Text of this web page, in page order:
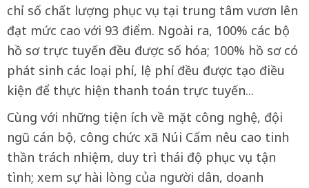
chỉ số chất lượng phục vụ tại trung tâm vươn lên
đạt mức cao với 93 điểm. Ngoài ra, 100% các bộ
hồ sơ trực tuyến đều được số hóa; 100% hồ sơ có
phát sinh các loại phí, lệ phí đều được tạo điều
kiện để thực hiện thanh toán trực tuyến...
Cùng với những tiện ích về mặt công nghệ, đội
ngũ cán bộ, công chức xã Núi Cấm nêu cao tinh
thần trách nhiệm, duy trì thái độ phục vụ tận
tình; xem sự hài lòng của người dân, doanh